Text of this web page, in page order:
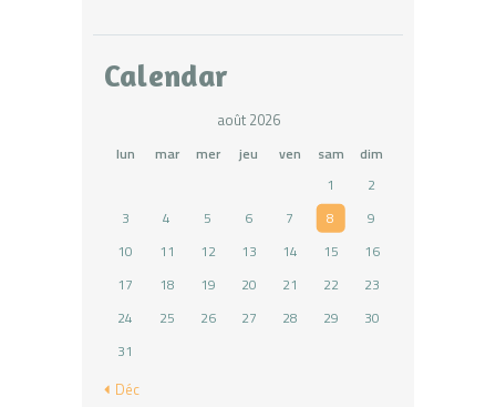
Calendar
août 2026
lun mar mer jeu ven sam
dim
1
2
3
4 5 6 7 8
9
10
11 12 13 14 15
16
17
18 19 20 21 22
23
24
25 26 27 28 29
30
31
« Déc